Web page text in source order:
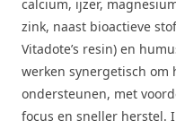
calcium, ijzer,
zink, naast bioactieve
Vitadote’s resin) en
werken synergetisch
ondersteunen, met
focus en sneller herstel.